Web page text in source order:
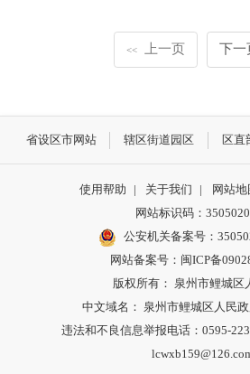
<< 上一页 下一
省设区市网站 辖区街道园区 区直
使用帮助 | 关于我们 | 网站地
网站标识码：
公安机关备案号：
网站备案号：闽ICP备
版权所有： 泉州市鲤城区
中文域名： 泉州市鲤城区人民
违法和不良信息举报电话：0595-